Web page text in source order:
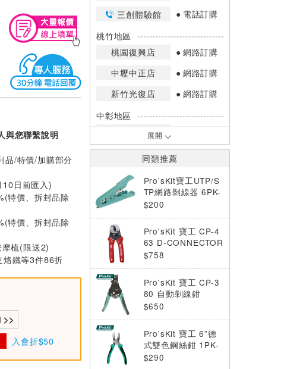
與您聯繫說明
品/特價/加購部分
10日前匯入)
特價、拆封品除
特價、拆封品除
梳(限送2)
烙鐵等3件86折
>>
入會折$50
三創體驗館
電話訂購
桃竹地區
桃園復興店
網路訂購
中壢中正店
網路訂購
新竹光復店
網路訂購
中彰地區
台中英才店
嘉南地區
高雄鳳山店
網路訂購
(1~2)、現貨充足(3以上)。
*門市庫存以店內實際數量為準，可使
用專人服務或撥打門市電話洽詢。
展開
同類推薦
Pro'sKit寶工UTP/S
TP網路剝線器 6PK-
501
$200
Pro'sKit 寶工 CP-4
63 D-CONNECTOR
壓著工具 0.5-3.5m
$758
Pro'sKit 寶工 CP-3
80 自動剝線鉗
$650
Pro'sKit 寶工 6”德
式雙色鋼絲鉗 1PK-
052DS
$290